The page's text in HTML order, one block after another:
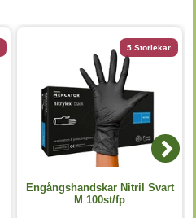
5 Storlekar
Engångshandskar Nitril Svart
M 100st/fp